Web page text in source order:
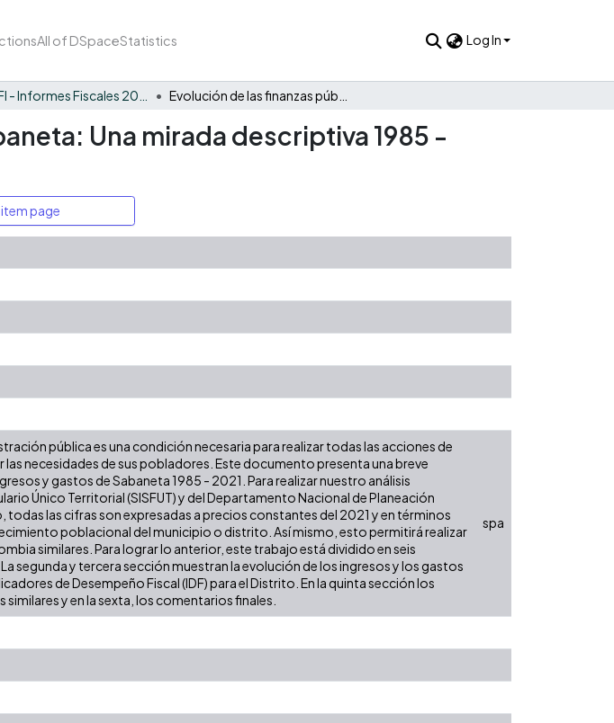
All of DSpaceStatistics Log In
Una mirada descriptiva 1985 -
page
pública es una condición necesaria para realizar todas las acciones de
necesidades de sus pobladores. Este documento presenta una breve
y gastos de Sabaneta 1985 - 2021. Para realizar nuestro análisis
Único Territorial (SISFUT) y del Departamento Nacional de Planeación
las cifras son expresadas a precios constantes del 2021 y en términos
poblacional del municipio o distrito. Así mismo, esto permitirá realizar
similares. Para lograr lo anterior, este trabajo está dividido en seis
segunda y tercera sección muestran la evolución de los ingresos y los gastos
de Desempeño Fiscal (IDF) para el Distrito. En la quinta sección los
y en la sexta, los comentarios finales.
spa